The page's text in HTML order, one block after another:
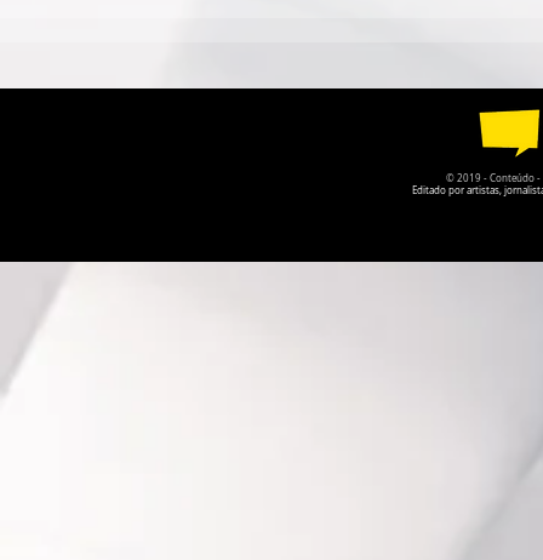
PARTICIPANTES
EM
ENVIADAS
© 2019 - Conteúdo -
Editado por artistas,